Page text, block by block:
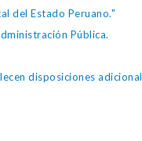
del Estado Peruano."
Pública.
disposiciones